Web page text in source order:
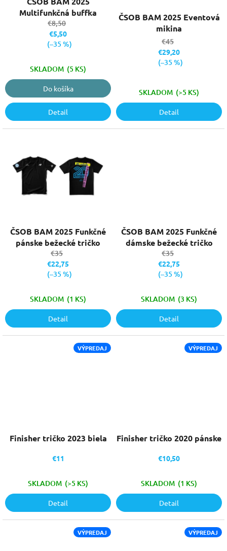
Multifunkčná buffka
€8,50
€5,50
(–35 %)
SKLADOM (5 KS)
Do košíka
Detail
hodnotenie
produktu
je
3,7
z
5
ČSOB BAM 2025 Eventová
mikina
€45
€29,20
(–35 %)
SKLADOM (>5 KS)
Detail
ČSOB BAM 2025 Funkčné
pánske bežecké tričko
€35
€22,75
(–35 %)
SKLADOM (1 KS)
Detail
ČSOB BAM 2025 Funkčné
dámske bežecké tričko
€35
€22,75
(–35 %)
SKLADOM (3 KS)
Detail
VÝPREDAJ
Finisher tričko 2023 biela
€11
SKLADOM (>5 KS)
Detail
VÝPREDAJ
Finisher tričko 2020 pánske
€10,50
SKLADOM (1 KS)
Detail
VÝPREDAJ VÝPREDAJ